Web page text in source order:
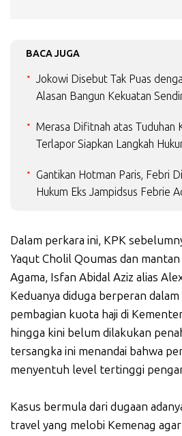
BACA JUGA
Jokowi Disebut Tak Puas
Alasan Bangun Kekuatan
Merasa Difitnah atas Tuduhan
Terlapor Siapkan Langkah
Gantikan Hotman Paris, Febri
Hukum Eks Jampidsus Febrie
Dalam perkara ini, KPK
Yaqut Cholil Qoumas dan
Agama, Isfan Abidal Aziz alias
Keduanya diduga berperan
pembagian kuota haji di
hingga kini belum dilakukan
tersangka ini menandai bahwa
menyentuh level tertinggi
Kasus bermula dari dugaan
travel yang melobi Kemenag